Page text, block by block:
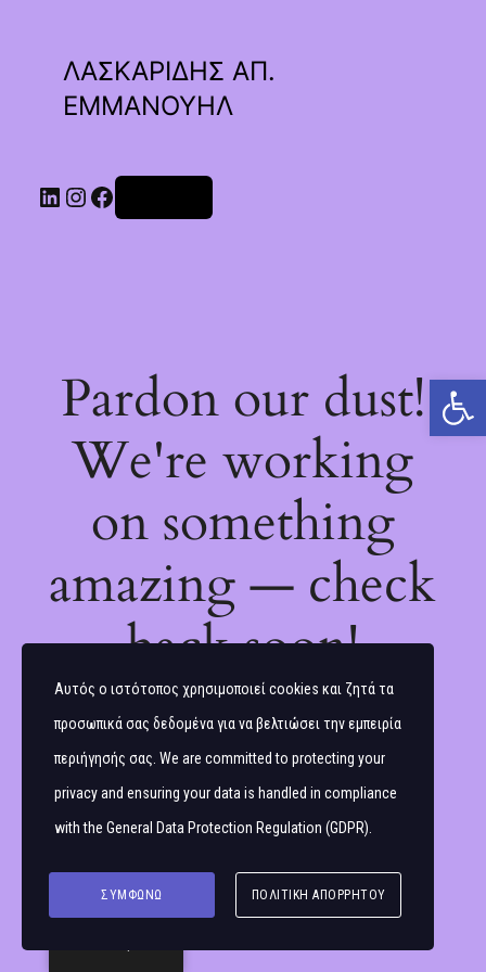
Ανοίξτε τη γραμμή εργαλείων
ΛΑΣΚΑΡΙΔΗΣ ΑΠ.
ΕΜΜΑΝΟΥΗΛ
Linkedin
Instagram
Facebook
Pardon our dust!
We're working
on something
amazing — check
back soon!
Αυτός ο ιστότοπος χρησιμοποιεί cookies και ζητά τα
προσωπικά σας δεδομένα για να βελτιώσει την εμπειρία
περιήγησής σας. We are committed to protecting your
privacy and ensuring your data is handled in compliance
with the General Data Protection Regulation (GDPR)
ΣΥΜΦΩΝΏ ΠΟΛΙΤΙΚΉ ΑΠΟΡΡΉΤΟΥ